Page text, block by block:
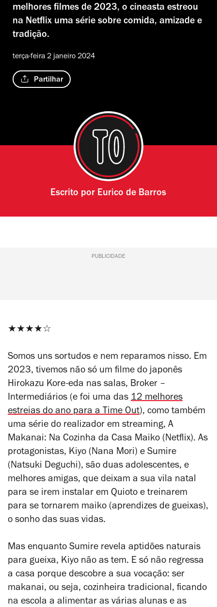
melhores filmes de 2023, o cineasta estreou
na Netflix uma série sobre comida, amizade e
tradição.
terça-feira 2 janeiro 2024
Partilhar
Escrito por Eurico de Barros
PUBLICIDADE
★★★★☆
Somos uns sortudos e nem reparamos nisso. Em
2023, tivemos não só um filme do japonês
Hirokazu Kore-eda nas salas, Broker –
Intermediários (e foi uma das 12 melhores
estreias do ano para a Time Out), como também
uma série do realizador em streaming, A
Makanai: Na Cozinha da Casa Maiko (Netflix). As
protagonistas, Kiyo (Nana Mori) e Sumire
(Natsuki Deguchi), são duas adolescentes, e
melhores amigas, que deixam a sua vila natal
para se irem instalar em Quioto e treinarem
para se tornarem maiko (aprendizes de gueixas),
o sonho das suas vidas.
Mas enquanto Sumire revela aptidões naturais
para gueixa, Kiyo não as tem. E só não regressa
a casa porque descobre a sua vocação: ser
makanai, ou seja, cozinheira tradicional, ficando
na escola a alimentar as várias alunas e as